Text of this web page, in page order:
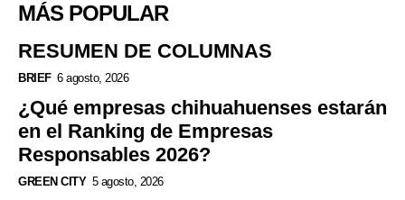
MÁS POPULAR
RESUMEN DE COLUMNAS
BRIEF 6 agosto, 2026
¿Qué empresas chihuahuenses estarán
en el Ranking de Empresas
Responsables 2026?
GREEN CITY 5 agosto, 2026